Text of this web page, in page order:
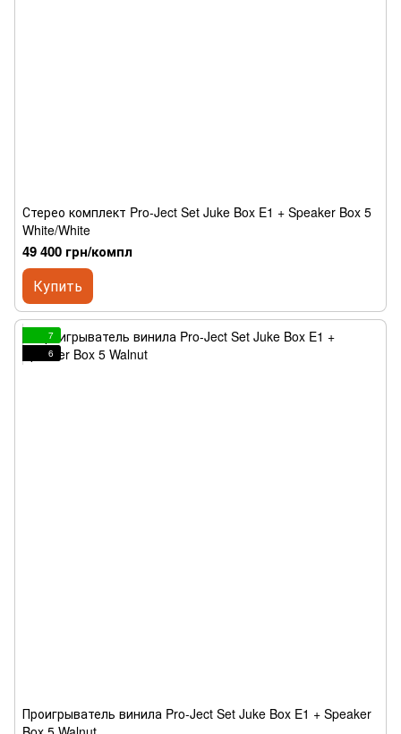
Стерео комплект Pro-Ject Set Juke Box E1 + Speaker Box 5
White/White
49 400 грн/компл
Купить
7
6
Проигрыватель винила Pro-Ject Set Juke Box E1 + Speaker